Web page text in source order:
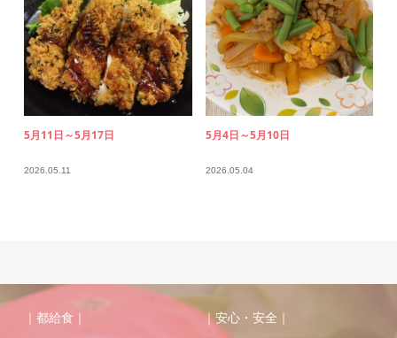
5月11日～5月17日
2026.05.11
5月4日～5月10日
2026.05.04
｜都給食｜ ｜安心・安全｜